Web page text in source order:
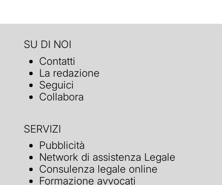
SU DI NOI
Contatti
La redazione
Seguici
Collabora
SERVIZI
Pubblicità
Network di assistenza Legale
Consulenza legale online
Formazione avvocati